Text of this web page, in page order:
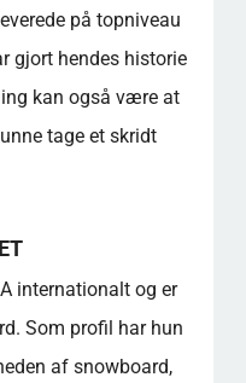
på topniveau
gjort hendes historie
kan også være at
tage et skridt
internationalt og er
Som profil har hun
af snowboard,